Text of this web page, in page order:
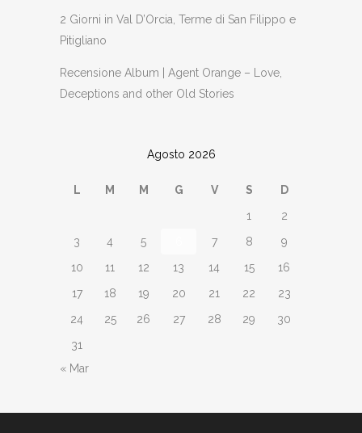
2 Giorni in Val D’Orcia, Terme di San Filippo e
Pitigliano
Recensione Album | Agent Orange – Love,
Deceptions and other Old Stories
Agosto 2026
L M M G V S
D
1
2
3
4 5 7 8
9
10
11 12 13 14 15
16
17
18 19 20 21 22
23
24
25 26 27 28 29
30
31
« Mar